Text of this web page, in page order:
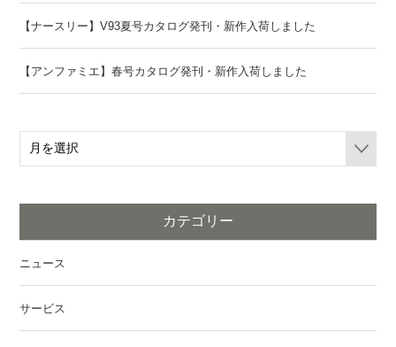
【ナースリー】V93夏号カタログ発刊・新作入荷しました
【アンファミエ】春号カタログ発刊・新作入荷しました
カテゴリー
ニュース
サービス